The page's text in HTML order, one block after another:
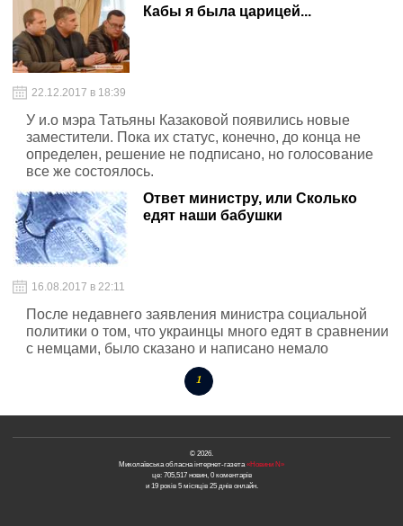
Кабы я была царицей...
22.12.2017 в 18:39
У и.о мэра Татьяны Казаковой появились новые
заместители. Пока их статус, конечно, до конца не
определен, решение не подписано, но голосование
все же состоялось.
Ответ министру, или Сколько
едят наши бабушки
16.08.2017 в 22:11
После недавнего заявления министра социальной
политики о том, что украинцы много едят в сравнении
с немцами, было сказано и написано немало
1
© 2026.
Миколаївська обласна інтернет-газета«Новини N»
це: 705,517 новин, 0 коментарів
и 19 років 5 місяців 25 днів онлайн.